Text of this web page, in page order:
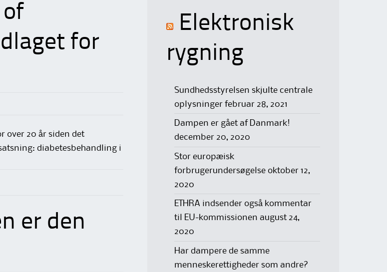
of
for
over 20 år siden det
diabetes­behandling i
er den
Elektronisk
rygning
Sundhedsstyrelsen skjulte centrale
oplysninger februar 28, 2021
Dampen er gået af Danmark!
december 20, 2020
Stor europæisk
forbrugerundersøgelse oktober 12,
2020
ETHRA indsender også kommentar
til EU-kommissionen august 24,
2020
Har dampere de samme
menneskerettigheder som andre?